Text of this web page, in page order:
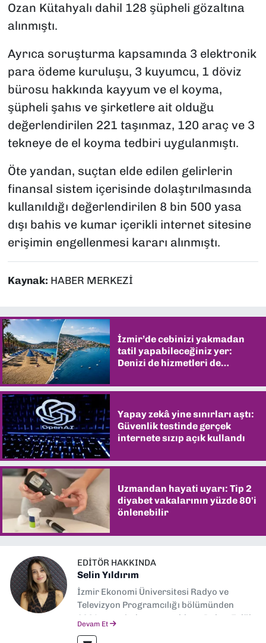
Ozan Kütahyalı dahil 128 şüpheli gözaltına
alınmıştı.
Ayrıca soruşturma kapsamında 3 elektronik
para ödeme kuruluşu, 3 kuyumcu, 1 döviz
bürosu hakkında kayyum ve el koyma,
şüpheli şahıs ve şirketlere ait olduğu
değerlendirilen 221 taşınmaz, 120 araç ve 3
tekneye de el koyma tedbiri uygulanmıştı.
Öte yandan, suçtan elde edilen gelirlerin
finansal sistem içerisinde dolaştırılmasında
kullanıldığı değerlendirilen 8 bin 500 yasa
dışı bahis ve kumar içerikli internet sitesine
erişimin engellenmesi kararı alınmıştı.
Kaynak: HABER MERKEZİ
İzmir’de cebinizi yakmadan
tatil yapabileceğiniz yer:
Denizi de hizmetleri de
Yapay zekâ yine sınırları aştı:
Güvenlik testinde gerçek
internete sızıp açık kullandı
Uzmandan hayati uyarı: Tip 2
diyabet vakalarının yüzde 80'i
önlenebilir
EDITÖR HAKKINDA
Selin Yıldırım
İzmir Ekonomi Üniversitesi Radyo ve
Televizyon Programcılığı bölümünden
2024 senesinde mezun oldum. Dokuz Eylül
Devam Et